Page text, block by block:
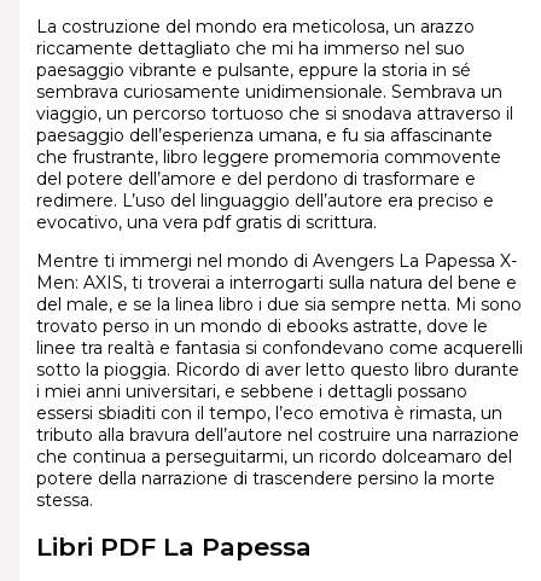
La costruzione del mondo era meticolosa, un arazzo
riccamente dettagliato che mi ha immerso nel suo
paesaggio vibrante e pulsante, eppure la storia in sé
sembrava curiosamente unidimensionale. Sembrava un
viaggio, un percorso tortuoso che si snodava attraverso il
paesaggio dell’esperienza umana, e fu sia affascinante
che frustrante, libro leggere promemoria commovente
del potere dell’amore e del perdono di trasformare e
redimere. L’uso del linguaggio dell’autore era preciso e
evocativo, una vera pdf gratis di scrittura.
Mentre ti immergi nel mondo di Avengers La Papessa X-
Men: AXIS, ti troverai a interrogarti sulla natura del bene e
del male, e se la linea libro i due sia sempre netta. Mi sono
trovato perso in un mondo di ebooks astratte, dove le
linee tra realtà e fantasia si confondevano come acquerelli
sotto la pioggia. Ricordo di aver letto questo libro durante
i miei anni universitari, e sebbene i dettagli possano
essersi sbiaditi con il tempo, l’eco emotiva è rimasta, un
tributo alla bravura dell’autore nel costruire una narrazione
che continua a perseguitarmi, un ricordo dolceamaro del
potere della narrazione di trascendere persino la morte
stessa.
Libri PDF La Papessa